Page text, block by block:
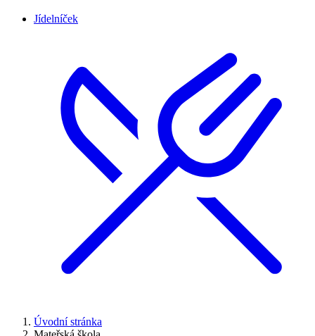
Jídelníček
Úvodní stránka